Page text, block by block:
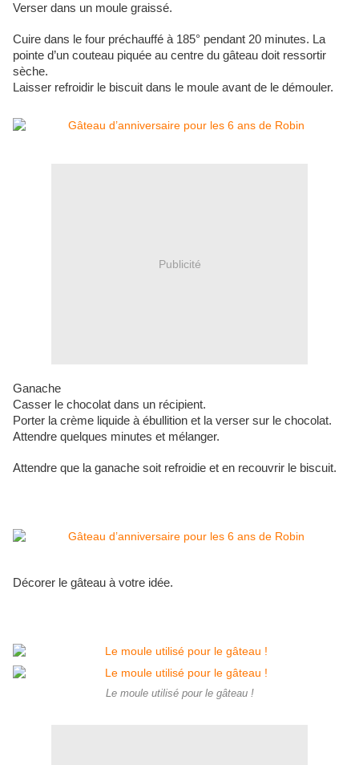
Verser dans un moule graissé.
Cuire dans le four préchauffé à 185° pendant 20 minutes. La
pointe d’un couteau piquée au centre du gâteau doit ressortir
sèche.
Laisser refroidir le biscuit dans le moule avant de le démouler.
Publicité
Ganache
Casser le chocolat dans un récipient.
Porter la crème liquide à ébullition et la verser sur le chocolat.
Attendre quelques minutes et mélanger.
Attendre que la ganache soit refroidie et en recouvrir le biscuit.
Décorer le gâteau à votre idée.
Le moule utilisé pour le gâteau !